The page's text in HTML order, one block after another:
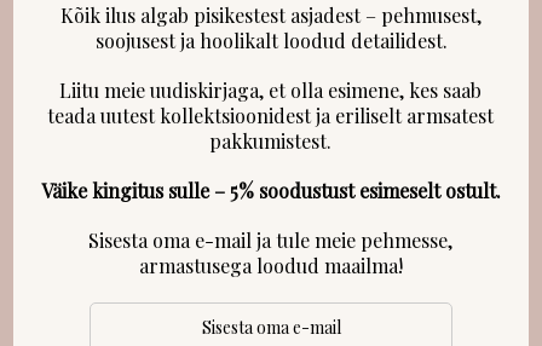
Kõik ilus algab pisikestest asjadest – pehmusest,
soojusest ja hoolikalt loodud detailidest.
Liitu meie uudiskirjaga, et olla esimene, kes saab
teada uutest kollektsioonidest ja eriliselt armsatest
pakkumistest.
Väike kingitus sulle – 5% soodustust esimeselt ostult.
Sisesta oma e-mail ja tule meie pehmesse,
armastusega loodud maailma!